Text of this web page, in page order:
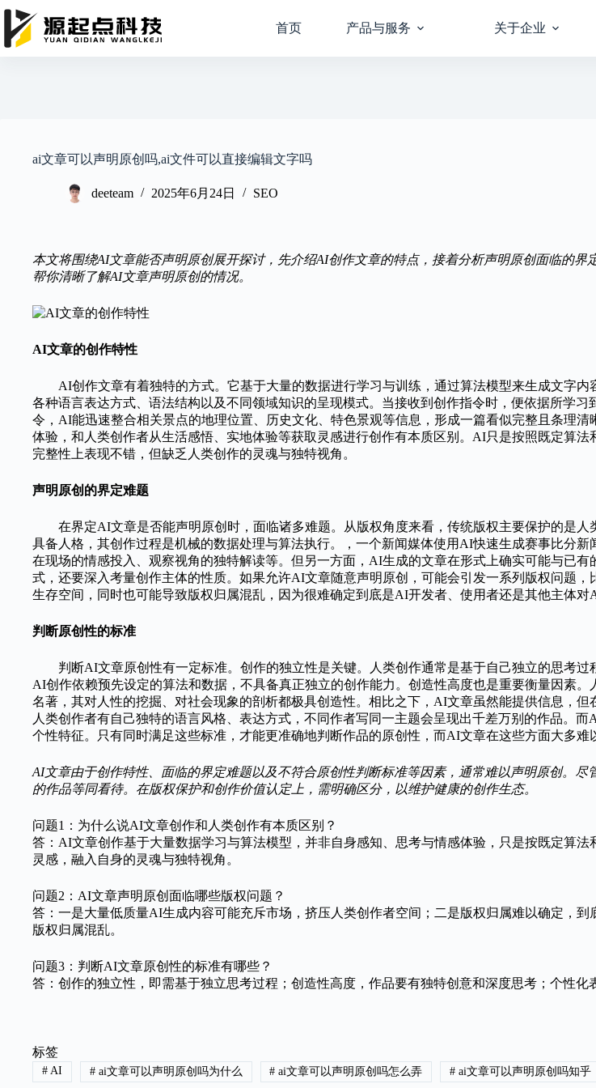
跳
内
首页 产品与服务 关于企业
ai文章可以声明原创吗,ai文件可以直接编辑文字吗
deeteam 2025年6月24日 SEO
本文将围绕AI文章能否声明原创展开探讨，先介绍AI创作文章的特点，接着分析声明原创面临的
帮你清晰了解AI文章声明原创的情况。
AI文章的创作特性
AI创作文章有着独特的方式。它基于大量的数据进行学习与训练，通过算法模型来生成文字
各种语言表达方式、语法结构以及不同领域知识的呈现模式。当接收到创作指令时，便依据所学
令，AI能迅速整合相关景点的地理位置、历史文化、特色景观等信息，形成一篇看似完整且条理
体验，和人类创作者从生活感悟、实地体验等获取灵感进行创作有本质区别。AI只是按照既定算
完整性上表现不错，但缺乏人类创作的灵魂与独特视角。
声明原创的界定难题
在界定AI文章是否能声明原创时，面临诸多难题。从版权角度来看，传统版权主要保护的是
具备人格，其创作过程是机械的数据处理与算法执行。，一个新闻媒体使用AI快速生成赛事比分
在现场的情感投入、观察视角的独特解读等。但另一方面，AI生成的文章在形式上确实可能与已
式，还要深入考量创作主体的性质。如果允许AI文章随意声明原创，可能会引发一系列版权问题
生存空间，同时也可能导致版权归属混乱，因为很难确定到底是AI开发者、使用者还是其他主体对
判断原创性的标准
判断AI文章原创性有一定标准。创作的独立性是关键。人类创作通常是基于自己独立的思考
AI创作依赖预先设定的算法和数据，不具备真正独立的创作能力。创造性高度也是重要衡量因素
名著，其对人性的挖掘、对社会现象的剖析都极具创造性。相比之下，AI文章虽然能提供信息，但
人类创作者有自己独特的语言风格、表达方式，不同作者写同一主题会呈现出千差万别的作品。
个性特征。只有同时满足这些标准，才能更准确地判断作品的原创性，而AI文章在这些方面大多难
AI文章由于创作特性、面临的界定难题以及不符合原创性判断标准等因素，通常难以声明原创。
的作品等同看待。在版权保护和创作价值认定上，需明确区分，以维护健康的创作生态。
问题1：为什么说AI文章创作和人类创作有本质区别？
答：AI文章创作基于大量数据学习与算法模型，并非自身感知、思考与情感体验，只是按既定算
灵感，融入自身的灵魂与独特视角。
问题2：AI文章声明原创面临哪些版权问题？
答：一是大量低质量AI生成内容可能充斥市场，挤压人类创作者空间；二是版权归属难以确定，
版权归属混乱。
问题3：判断AI文章原创性的标准有哪些？
答：创作的独立性，即需基于独立思考过程；创造性高度，作品要有独特创意和深度思考；个性化
标签
#AI #ai文章可以声明原创吗为什么 # ai文章可以声明原创吗怎么弄 # ai文章可以声明原创吗知乎